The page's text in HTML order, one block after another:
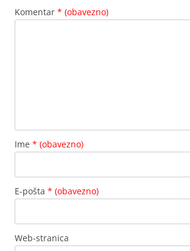
Komentar * (obavezno)
Ime * (obavezno)
E-pošta * (obavezno)
Web-stranica